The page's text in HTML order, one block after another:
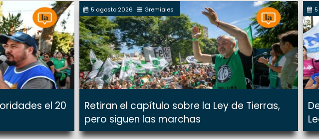
el 20
5 agosto 2026 Gremiales
Retiran el capítulo sobre la Ley de Tierras,
pero siguen las marchas